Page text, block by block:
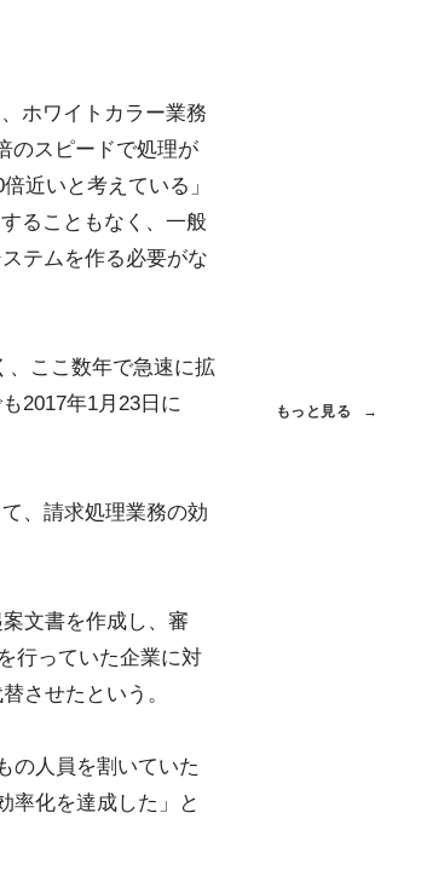
ホワイトカラー業務
のスピードで処理が
近いと考えている」
ることもなく、一般
テムを作る必要がな
、ここ数年で急速に拡
2017年1月23日に
、請求処理業務の効
文書を作成し、審
行っていた企業に対
させたという。
の人員を割いていた
率化を達成した」と
もっと見る